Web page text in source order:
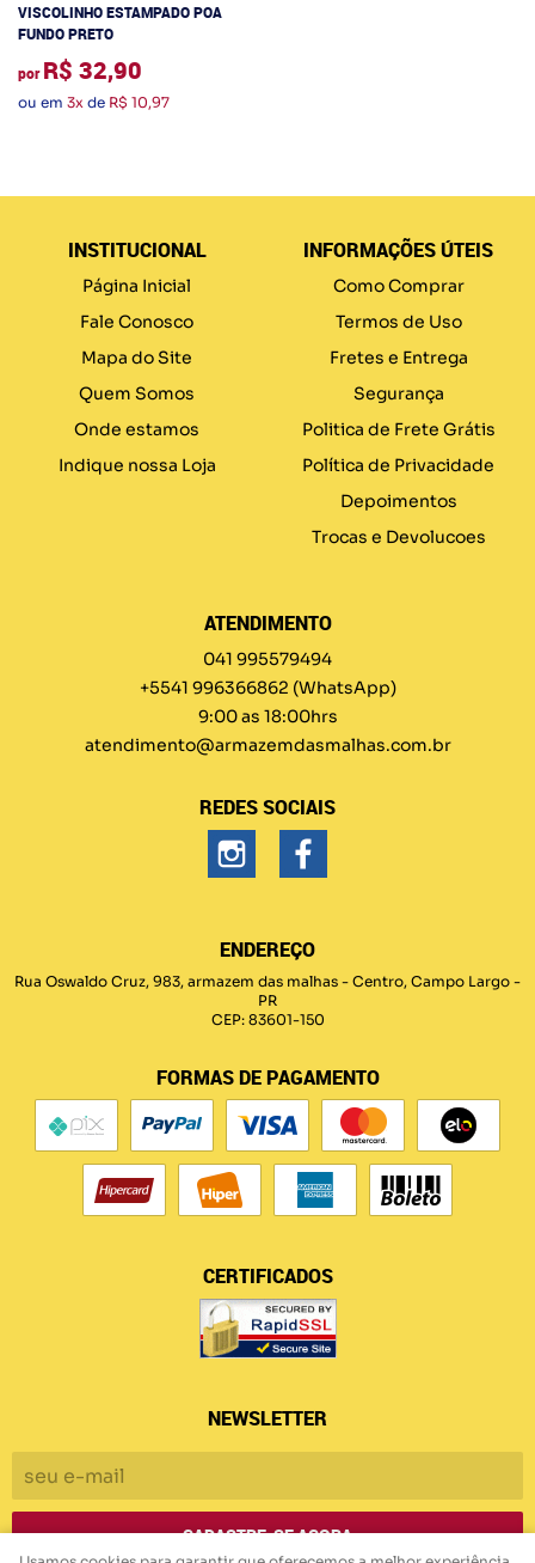
VISCOLINHO ESTAMPADO POA
FUNDO PRETO
por R$ 32,90
ou em 3x de R$ 10,97
INSTITUCIONAL
Página Inicial
Fale Conosco
Mapa do Site
Quem Somos
Onde estamos
Indique nossa Loja
INFORMAÇÕES ÚTEIS
Como Comprar
Termos de Uso
Fretes e Entrega
Segurança
Politica de Frete Grátis
Política de Privacidade
Depoimentos
Trocas e Devolucoes
ATENDIMENTO
041 995579494
+5541 996366862 (WhatsApp)
9:00 as 18:00hrs
atendimento@armazemdasmalhas.com.br
REDES SOCIAIS
ENDEREÇO
Rua Oswaldo Cruz, 983, armazem das malhas - Centro, Campo Largo -
PR
CEP: 83601-150
FORMAS DE PAGAMENTO
CERTIFICADOS
NEWSLETTER
CADASTRE-SE AGORA